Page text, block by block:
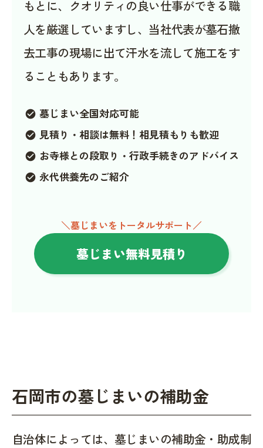
もとに、クオリティの良い仕事ができる職
人を厳選していますし、当社代表が墓石撤
去工事の現場に出て汗水を流して施工をす
ることもあります。
check_circle 墓じまい全国対応可能
check_circle 見積り・相談は無料！相見積もりも歓迎
check_circle お寺様との段取り・行政手続きのアドバイス
check_circle 永代供養先のご紹介
＼墓じまいをトータルサポート／
墓じまい無料見積り
石岡市の墓じまいの補助金
自治体によっては、墓じまいの補助金・助成制